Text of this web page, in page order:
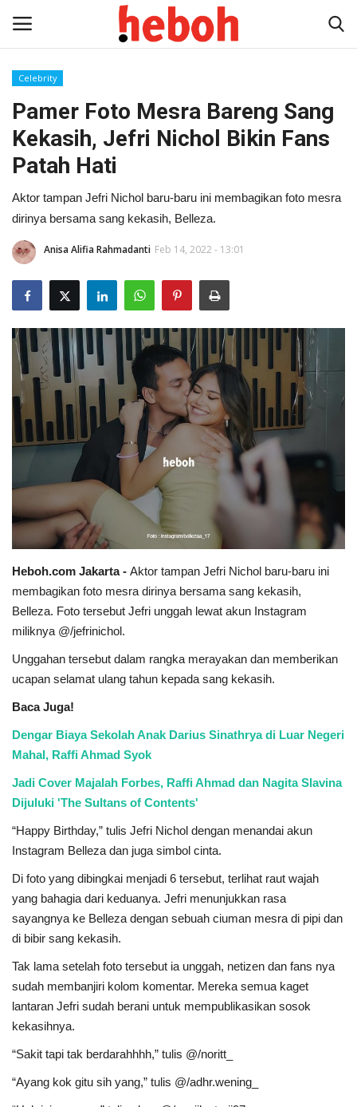
Home
Entertainment
Lifestyle
Video
Celebrity
Pamer Foto Mesra Bareng Sang
Kekasih, Jefri Nichol Bikin Fans
Patah Hati
Aktor tampan Jefri Nichol baru-baru ini membagikan foto mesra
dirinya bersama sang kekasih, Belleza.
Anisa Alifia Rahmadanti Feb 14, 2022 - 13:01
Heboh.com Jakarta - Aktor tampan Jefri Nichol baru-baru ini
membagikan foto mesra dirinya bersama sang kekasih,
Belleza. Foto tersebut Jefri unggah lewat akun Instagram
miliknya @/jefrinichol.
Unggahan tersebut dalam rangka merayakan dan memberikan
ucapan selamat ulang tahun kepada sang kekasih.
Baca Juga!
Dengar Biaya Sekolah Anak Darius Sinathrya di Luar Negeri
Mahal, Raffi Ahmad Syok
Jadi Cover Majalah Forbes, Raffi Ahmad dan Nagita Slavina
Dijuluki 'The Sultans of Contents'
“Happy Birthday,” tulis Jefri Nichol dengan menandai akun
Instagram Belleza dan juga simbol cinta.
Di foto yang dibingkai menjadi 6 tersebut, terlihat raut wajah
yang bahagia dari keduanya. Jefri menunjukkan rasa
sayangnya ke Belleza dengan sebuah ciuman mesra di pipi dan
di bibir sang kekasih.
Tak lama setelah foto tersebut ia unggah, netizen dan fans nya
sudah membanjiri kolom komentar. Mereka semua kaget
lantaran Jefri sudah berani untuk mempublikasikan sosok
kekasihnya.
“Sakit tapi tak berdarahhhh,” tulis @/noritt_
“Ayang kok gitu sih yang,” tulis @/adhr.wening_